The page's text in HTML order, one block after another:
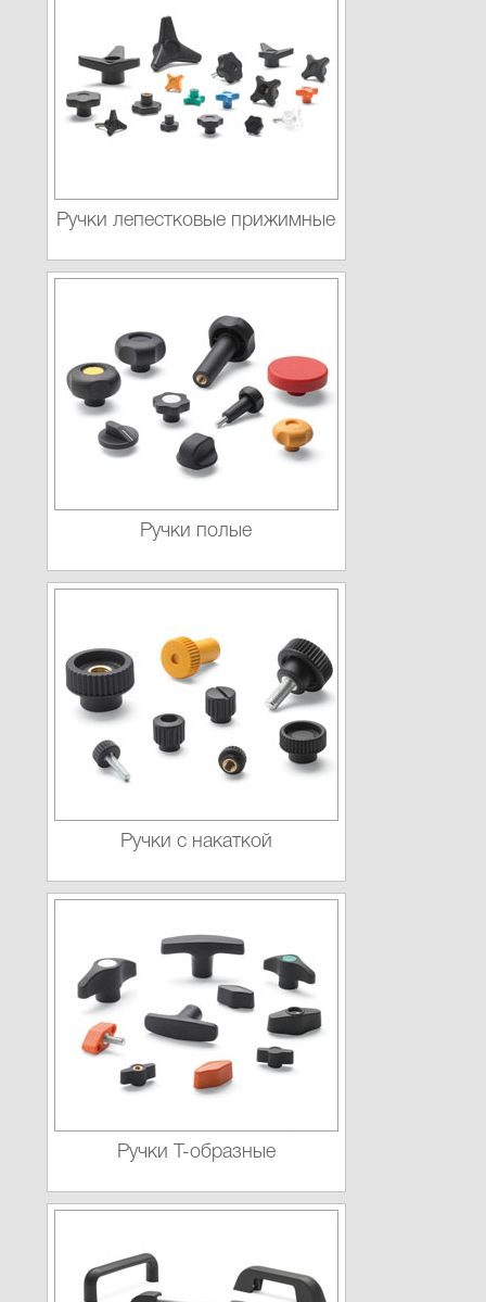
Ручки лепестковые прижимные
Ручки полые
Ручки с накаткой
Ручки Т-образные